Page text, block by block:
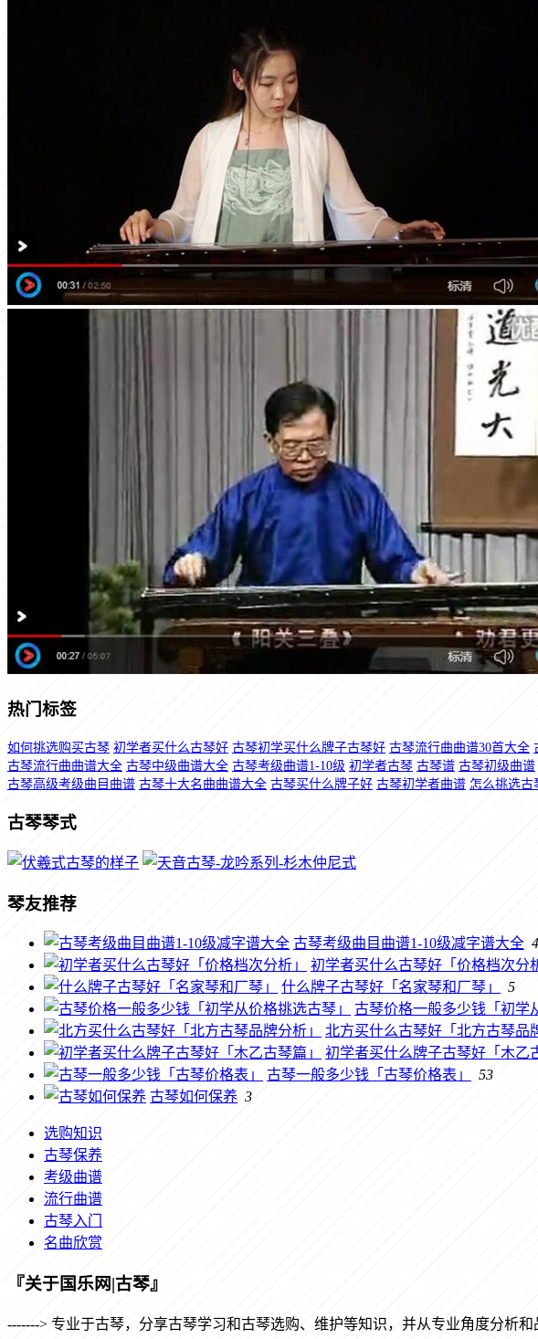
热门标签
如何挑选购买古琴 初学者买什么古琴好 古琴初学买什么牌子古琴好 古琴流行曲曲谱30首大全
古琴流行曲曲谱大全 古琴中级曲谱大全 古琴考级曲谱1-10级 初学者古琴 古琴谱 古琴初级曲谱
古琴高级考级曲目曲谱 古琴十大名曲曲谱大全 古琴买什么牌子好 古琴初学者曲谱 怎么挑选古
古琴琴式
琴友推荐
古琴考级曲目曲谱1-10级减字谱大全
初学者买什么古琴好「价格档次分
什么牌子古琴好「名家琴和厂琴」
5
古琴价格一般多少钱「初学
北方买什么古琴好「北方古琴品
初学者买什么牌子古琴好「木乙
古琴一般多少钱「古琴价格表」
53
古琴如何保养 3
选购知识
古琴保养
考级曲谱
流行曲谱
古琴入门
名曲欣赏
『关于国乐网|古琴』
-------> 专业于古琴，分享古琴学习和古琴选购、维护等知识，并从专业角度分析和